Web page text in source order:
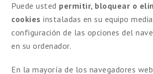
Puede usted permitir, bloquear o
cookies instaladas en su equipo
configuración de las opciones del
en su ordenador.
En la mayoría de los navegadores